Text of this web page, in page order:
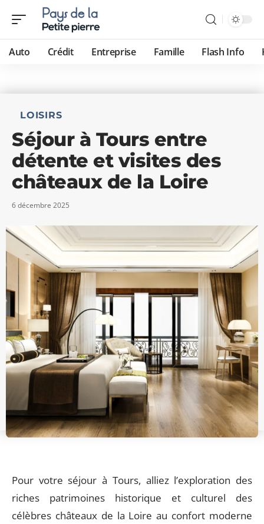
Auto Crédit Entreprise Famille Flash Info
LOISIRS
Séjour à Tours entre
détente et visites des
châteaux de la Loire
6 décembre 2025
Pour votre séjour à Tours, alliez l’exploration des
riches patrimoines historique et culturel des
célèbres châteaux de la Loire au confort moderne